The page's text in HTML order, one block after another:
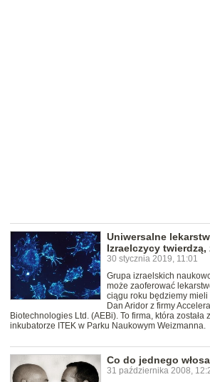
Uniwersalne
Izraelczycy twierdzą,
30 stycznia 2019, 11:01
Grupa izraelskich
może zaoferować
ciągu roku będziemy
Dan Aridor z firmy
Biotechnologies Ltd. (AEBi). To firma, która została
inkubatorze ITEK w Parku Naukowym Weizmanna.
Co do jednego włosa
31 października 2008,